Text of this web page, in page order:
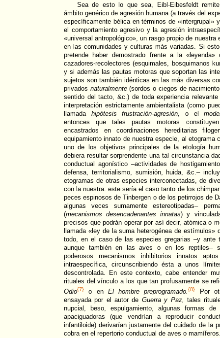
Sea de esto lo que sea, Eibl-Eibesfeldt
ámbito genérico de agresión humana (a través del
específicamente bélica en términos de «intergrupal»
el comportamiento agresivo y la agresión
«universal antropológico», un rasgo propio de nuestra
en las comunidades y culturas más variadas. Si
pretende haber demostrado frente a la
cazadores-recolectores (esquimales, bosquimanos
y si además las pautas motoras que soportan las
sujetos son también idénticas en las más diversas
privados naturalmente(sordos o ciegos de
sentido del tacto, &c.) de toda experiencia
interpretación estrictamente ambientalista (como
llamada hipótesis frustración-agresión, o el
entonces que tales pautas motoras
encastrados en coordinaciones hereditarias
equipamiento innato de nuestra especie, al etograma
uno de los objetivos principales de la etología
debiera resultar sorprendente una tal circunstancia
conductual agonístico –actividades de
defensa, territorialismo, sumisión, huida, &c.–
etogramas de otras especies interconectadas, de
con la nuestra: este sería el caso tanto de los
peces espinosos de Tinbergen o de los petirrojos de
algunas veces sumamente estereotipadas–
(mecanismos desencadenantes innatas) y
precisos que podrán operar por así decir, atómica o
llamada «ley de la suma heterogénea de estímulos»
todo, en el caso de las especies gregarias –y ante
aunque también en las aves o en los reptiles–
poderosos mecanismos inhibitorios innatos
intraespecífica, circunscribiendo ésta a unos
descontrolada. En este contexto, cabe entender
rituales del vínculo a los que tan profusamente se
Odio{7} o en El hombre preprogramado.{8}
Por
ensayada por el autor de Guerra y Paz, tales
nupcial, beso, espulgamiento, algunas formas
apaciguadoras (que vendrían a reproducir
infantiloide) derivarían justamente del cuidado de la
cobra en el repertorio conductual de aves o